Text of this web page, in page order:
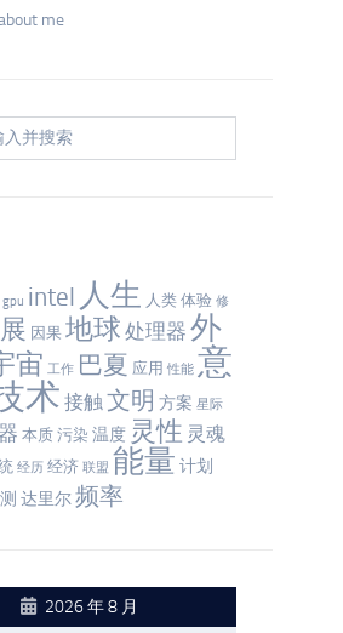
me
gpu intel 人生 人类 体验 修
因果 地球 处理器 外
宙 工作 巴夏 应用 性能 意
术 接触文明 方案 星际
本质 污染 温度 灵性 灵魂
经历 经济 联盟 能量 计划
达里尔频率
2026 年 8 月